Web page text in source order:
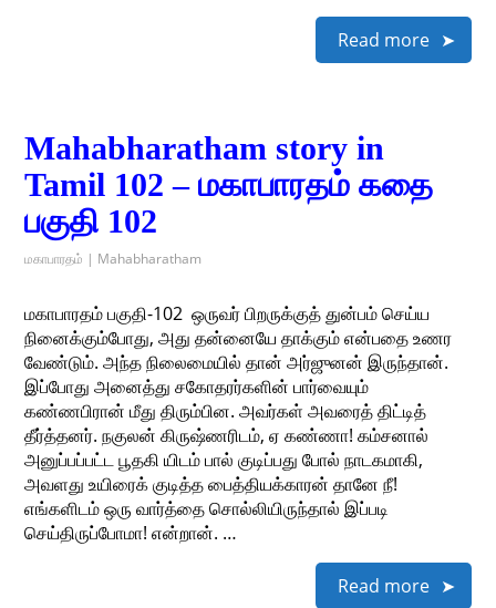
Read more
Mahabharatham story in
Tamil 102 – மகாபாரதம் கதை
பகுதி 102
மகாபாரதம் | Mahabharatham
மகாபாரதம் பகுதி-102 ​ ஒருவர் பிறருக்குத் துன்பம் செய்ய
நினைக்கும்போது, அது தன்னையே தாக்கும் என்பதை உணர
வேண்டும். அந்த நிலைமையில் தான் அர்ஜுனன் இருந்தான்.
இப்போது அனைத்து சகோதரர்களின் பார்வையும்
கண்ணபிரான் மீது திரும்பின. அவர்கள் அவரைத் திட்டித்
தீர்த்தனர். நகுலன் கிருஷ்ணரிடம், ஏ கண்ணா! கம்சனால்
அனுப்பப்பட்ட பூதகி யிடம் பால் குடிப்பது போல் நாடகமாகி,
அவளது உயிரைக் குடித்த பைத்தியக்காரன் தானே நீ!
எங்களிடம் ஒரு வார்த்தை சொல்லியிருந்தால் இப்படி
செய்திருப்போமா! என்றான். …
Read more